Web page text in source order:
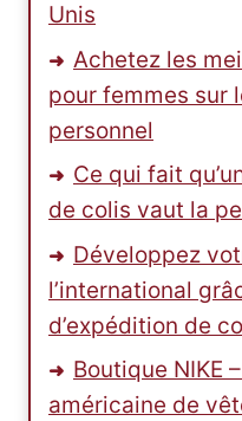
Unis
Achetez les
pour femmes sur
personnel
Ce qui fait
de colis vaut la
Développez
l’international
d’expédition de
Boutique NIKE
américaine de